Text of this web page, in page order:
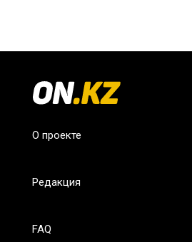
О проекте
Редакция
FAQ